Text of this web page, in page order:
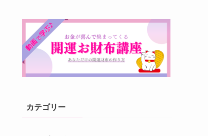
カテゴリー